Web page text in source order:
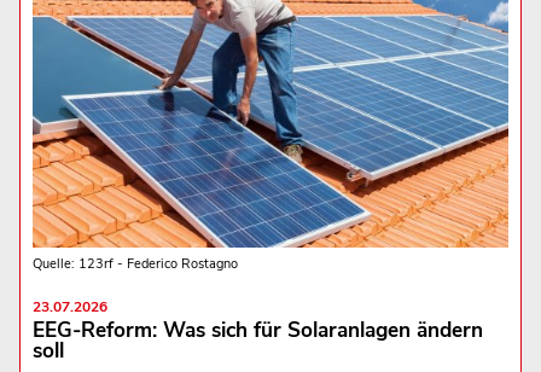
Quelle: 123rf - Federico Rostagno
23.07.2026
EEG-Reform: Was sich für Solaranlagen ändern
soll